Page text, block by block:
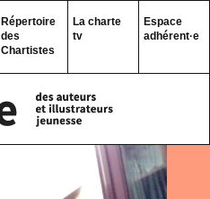
Répertoire
des
Chartistes
La charte
tv
Espace
adhérent·e